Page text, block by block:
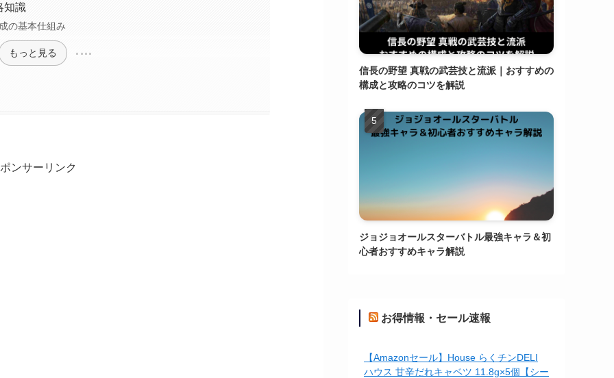
知識
の基本仕組み
もっと見る
ンサーリンク
信長の野望 真戦の武芸技と流派｜おすすめの
構成と攻略のコツを解説
ジョジョオールスターバトル最強キャラ＆初
心者おすすめキャラ解説
お得情報・セール速報
【Amazonセール】House らくチンDELI
ハウス 甘辛だれキャベツ 11.8g×5個【シー